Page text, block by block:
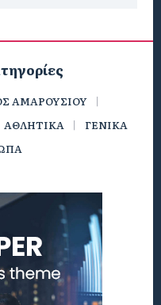
ΑΜΑΡΟΥΣΙΟΥ
ΑΘΛΗΤΙΚΑ
ΓΕΝΙΚΑ